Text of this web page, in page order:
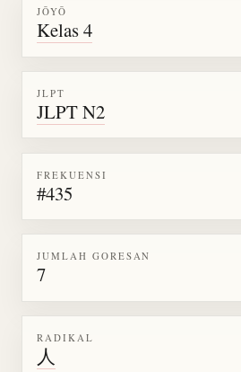
JŌYŌ
Kelas 4
JLPT
JLPT N2
FREKUENSI
#435
JUMLAH GORESAN
7
RADIKAL
人